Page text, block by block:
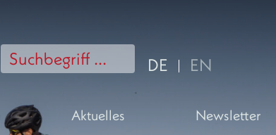
Aktuelles Newsletter
DE EN